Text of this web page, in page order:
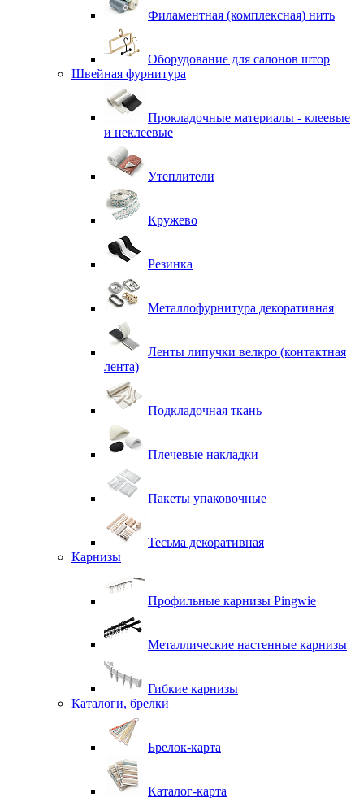
Филаментная (комплексная) нить
Оборудование для салонов штор
Швейная фурнитура
Прокладочные материалы - клеевые
и неклеевые
Утеплители
Кружево
Резинка
Металлофурнитура декоративная
Ленты липучки велкро (контактная
лента)
Подкладочная ткань
Плечевые накладки
Пакеты упаковочные
Тесьма декоративная
Карнизы
Профильные карнизы Pingwie
Металлические настенные карнизы
Гибкие карнизы
Каталоги, брелки
Брелок-карта
Каталог-карта